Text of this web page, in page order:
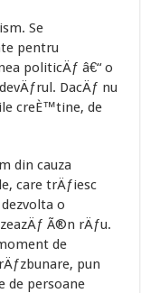
Se
pentru
politicÄƒ â€“ o
DacÄƒ nu
creÈ™tine, de
din cauza
care trÄƒiesc
o
Ã®n rÄƒu.
de
pun
de persoane